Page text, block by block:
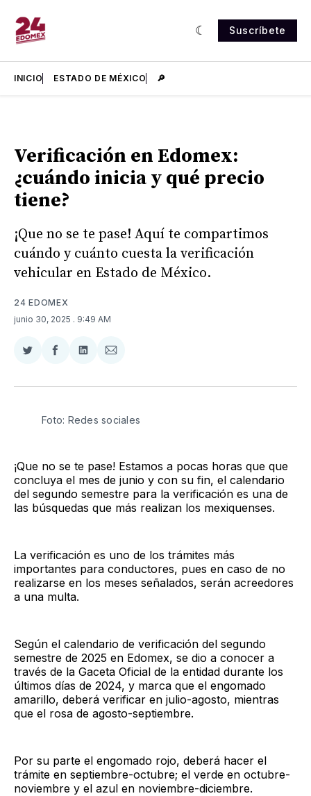
Suscríbete
INICIO ESTADO DE MÉXICO 🔎
Verificación en Edomex:
¿cuándo inicia y qué precio
tiene?
¡Que no se te pase! Aquí te compartimos
cuándo y cuánto cuesta la verificación
vehicular en Estado de México.
24 EDOMEX
junio 30, 2025 . 9:49 AM
Compartir
Twitter
Compartir
Facebook
Compartir
LinkedIn
Compartir
Email
Foto: Redes sociales
¡Que no se te pase! Estamos a pocas horas que que
concluya el mes de junio y con su fin, el calendario
del segundo semestre para la verificación es una de
las búsquedas que más realizan los mexiquenses.
La verificación es uno de los trámites más
importantes para conductores, pues en caso de no
realizarse en los meses señalados, serán acreedores
a una multa.
Según el calendario de verificación del segundo
semestre de 2025 en Edomex, se dio a conocer a
través de la Gaceta Oficial de la entidad durante los
últimos días de 2024, y marca que el engomado
amarillo, deberá verificar en julio-agosto, mientras
que el rosa de agosto-septiembre.
Por su parte el engomado rojo, deberá hacer el
trámite en septiembre-octubre; el verde en octubre-
noviembre y el azul en noviembre-diciembre.